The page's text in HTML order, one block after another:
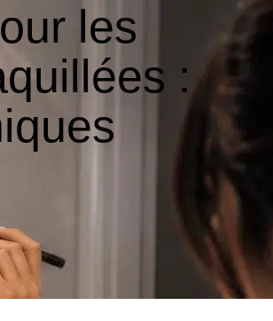
les
: